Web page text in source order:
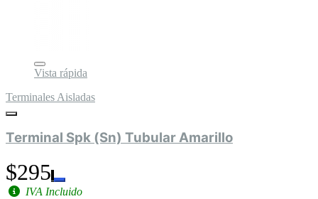
Vista rápida
Terminales Aisladas
Terminal Spk (Sn) Tubular Amarillo
$295
IVA Incluido